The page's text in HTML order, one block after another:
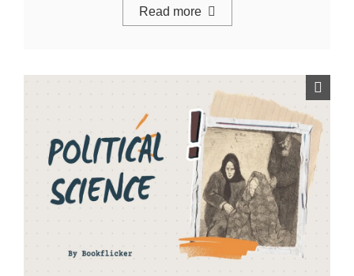
Read more